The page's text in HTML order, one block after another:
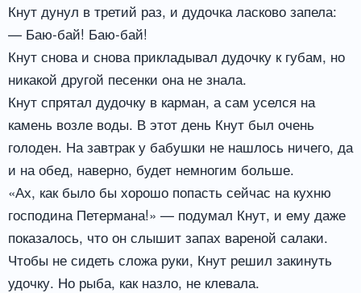
Кнут дунул в третий раз, и дудочка ласково запела:
— Баю-бай! Баю-бай!
Кнут снова и снова прикладывал дудочку к губам, но
никакой другой песенки она не знала.
Кнут спрятал дудочку в карман, а сам уселся на
камень возле воды. В этот день Кнут был очень
голоден. На завтрак у бабушки не нашлось ничего, да
и на обед, наверно, будет немногим больше.
«Ах, как было бы хорошо попасть сейчас на кухню
господина Петермана!» — подумал Кнут, и ему даже
показалось, что он слышит запах вареной салаки.
Чтобы не сидеть сложа руки, Кнут решил закинуть
удочку. Но рыба, как назло, не клевала.